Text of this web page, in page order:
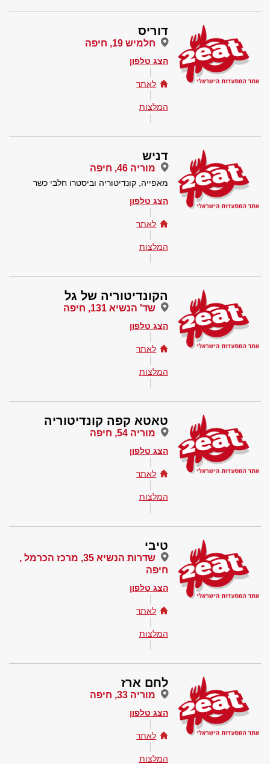
דוריס
חלמיש 19, חיפה
הצג טלפון
לאתר
המלצות
דניש
מוריה 46, חיפה
מאפייה, קונדיטוריה וביסטרו חלבי כשר
הצג טלפון
לאתר
המלצות
הקונדיטוריה של גל
שד' הנשיא 131, חיפה
הצג טלפון
לאתר
המלצות
טאטא קפה קונדיטוריה
מוריה 54, חיפה
הצג טלפון
לאתר
המלצות
טיבי
שדרות הנשיא 35, מרכז הכרמל ,
חיפה
הצג טלפון
לאתר
המלצות
לחם ארז
מוריה 33, חיפה
הצג טלפון
לאתר
המלצות